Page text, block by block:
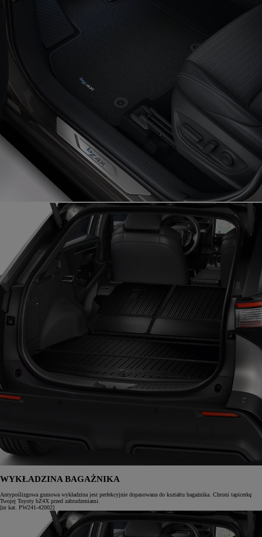
WYKŁADZINA BAGAŻNIKA
Antypoślizgowa gumowa wykładzina jest perfekcyjnie dopasowana do kształtu bagażnika. Chroni tapicerkę
Twojej Toyoty bZ4X przed zabrudzeniami.
[nr kat. PW241-42002]